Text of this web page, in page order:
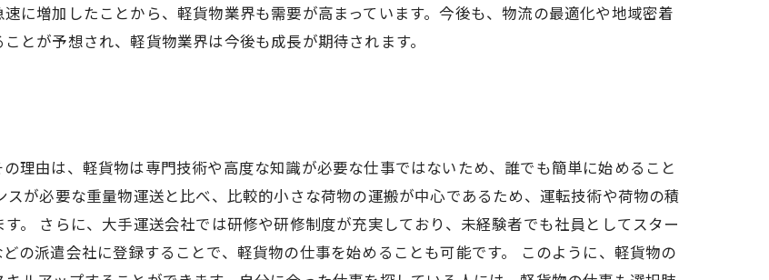
に増加したことから、軽貨物業界も需要が高まっています。今後も、物流の最適化や地域密着
とが予想され、軽貨物業界は今後も成長が期待されます。
理由は、軽貨物は専門技術や高度な知識が必要な仕事ではないため、誰でも簡単に始めること
が必要な重量物運送と比べ、比較的小さな荷物の運搬が中心であるため、運転技術や荷物の積
。 さらに、大手運送会社では研修や研修制度が充実しており、未経験者でも社員としてスター
の派遣会社に登録することで、軽貨物の仕事を始めることも可能です。 このように、軽貨物の